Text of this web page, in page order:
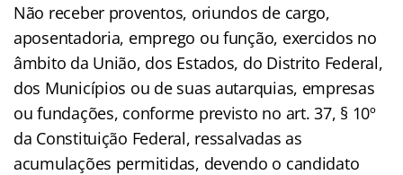
Não receber proventos, oriundos de cargo,
aposentadoria, emprego ou função, exercidos no
âmbito da União, dos Estados, do Distrito Federal,
dos Municípios ou de suas autarquias, empresas
ou fundações, conforme previsto no art. 37, § 10º
da Constituição Federal, ressalvadas as
acumulações permitidas, devendo o candidato